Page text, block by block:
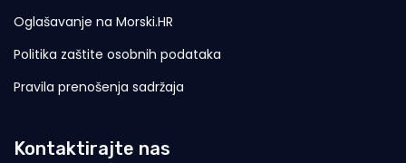
Oglašavanje na Morski.HR
Politika zaštite osobnih podataka
Pravila prenošenja sadržaja
Kontaktirajte nas